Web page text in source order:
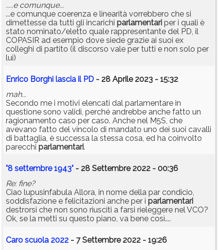
.....e comunque...
...e comunque coerenza e linearità vorrebbero che si
dimettesse da tutti gli incarichi parlamentari per i quali è
stato nominato/eletto quale rappresentante del PD, il
COPASIR ad esempio dove siede grazie ai suoi ex
colleghi di partito (il discorso vale per tutti e non solo per
lui)
Enrico Borghi lascia il PD - 28 Aprile 2023 - 15:32
mah...
Secondo me i motivi elencati dal parlamentare in
questione sono validi, perché andrebbe anche fatto un
ragionamento caso per caso. Anche nel M5S, che
avevano fatto del vincolo di mandato uno dei suoi cavalli
di battaglia, è successa la stessa cosa, ed ha coinvolto
parecchi parlamentari.
"8 settembre 1943" - 28 Settembre 2022 - 00:36
Re: fine?
Ciao lupusinfabula Allora, in nome della par condicio,
soddisfazione e felicitazioni anche per i parlamentari
destrorsi che non sono riusciti a farsi rieleggere nel VCO?
Ok, se la metti su questo piano, va bene così....
Caro scuola 2022 - 7 Settembre 2022 - 19:26